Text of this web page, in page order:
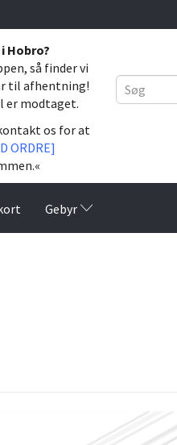
Hobro?
så finder vi
til afhentning!
er modtaget.
os for at
ORDRE]
Gebyr